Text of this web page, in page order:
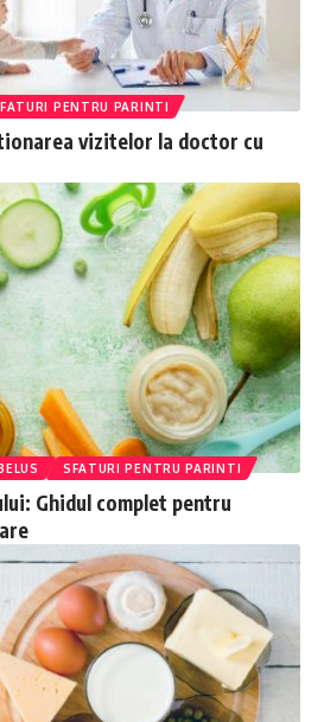
PENTRU PARINTI
vizitelor la doctor cu
SFATURI PENTRU PARINTI
Ghidul complet pentru